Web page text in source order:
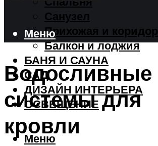
Санузел
Прихожая и коридор
Балкон и лоджия
БАНЯ И САУНА
САД
ДИЗАЙН ИНТЕРЬЕРА
ОСВЕЩЕНИЕ
Меню
Меню
Водосливные
системы для
кровли